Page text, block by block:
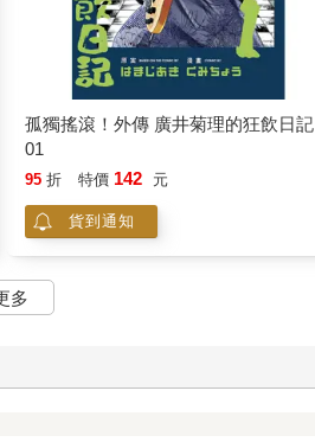
孤獨搖滾！外傳 廣井菊理的狂飲日記
01
95 折 特價 142 元
貨到通知
多